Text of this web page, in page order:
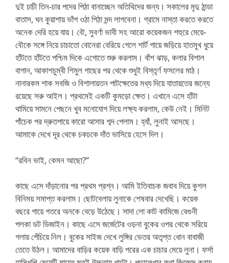
দুই চাচী তিন-চার পদের পিঠা বানাচ্ছেন অতিথিদের জন্য। সকালের মৃদু ঠান্ডা
বাতাস, ঘন কুয়াশায় ভাঁপ ওঠা পিঠা মন্দ লাগবেনা। গ্রামে নাস্তা করতে করতে
অনেক দেরি হয়ে যায়। বৌ, সুবর্ণা ভাবী সহ আরো কয়েকজন শহুরে মেয়ে-
বৌকে সঙ্গে নিয়ে চাচাতো বোনেরা বেরিয়ে গেলে শার্ট গায়ে জড়িয়ে হাতমুখ ধুয়ে
হাঁটতে হাঁটতে পশ্চিম দিকে এগোতে শুরু করলাম। বাঁশ ঝাড়, কলার বিশাল
বাগান, আকাশচুম্বী শিমুল গাছের পর থেকে শুধুই বিস্তৃর্ণ ফসলের মাঠ।
নানারকম শাক সবজি ও বিশালায়তন পাটক্ষেতের মধ্য দিয়ে যাতায়তের জন্যে
রয়েছে সরু আইল। প্রথমেই একটি কুমড়ো ক্ষেত। এখানে এসে হাঁটা
থামিয়ে সামনে পেছনে খুব মনোযোগ দিয়ে লক্ষ্য করলাম, কেউ নেই। মিনিট
পাঁচেক পর দ্রুতপায়ে কারো আসার শব্দ পেলাম। হ্যাঁ, লুনাই আসছে।
আমাকে দেখে দূর থেকে চকচকে দাঁত ভাসিয়ে হেসে দিল।
“রবিন ভাই, কেমন আছো?”
কাছে এসে দাঁড়ানোর পর প্রথম প্রশ্ন। আমি ইতিবাচক জবাব দিয়ে কুশল
বিনিময় সমাপ্ত করলাম। ছোটবেলায় লুনাকে শেষবার দেখেছি। কয়েক
বছরে গায়ে গতরে অনকে বেড়ে উঠেছে। সাদা লো কাট কামিজে বেগুনী
পলকা ডট ডিজাইন। কাছে এসে জর্জেটের ওড়না বুকের ওপর থেকে সরিয়ে
গলায় পেঁচিয়ে নিল। বুকের সাইজ দেখে লুঙ্গির ভেতর অতৃপ্ত ধোন বাবাজী
তেতে উঠল। আমাদের বাড়ির কয়েক বাড়ি পরের এক চাচার মেয়ে লুনা। ফর্সা